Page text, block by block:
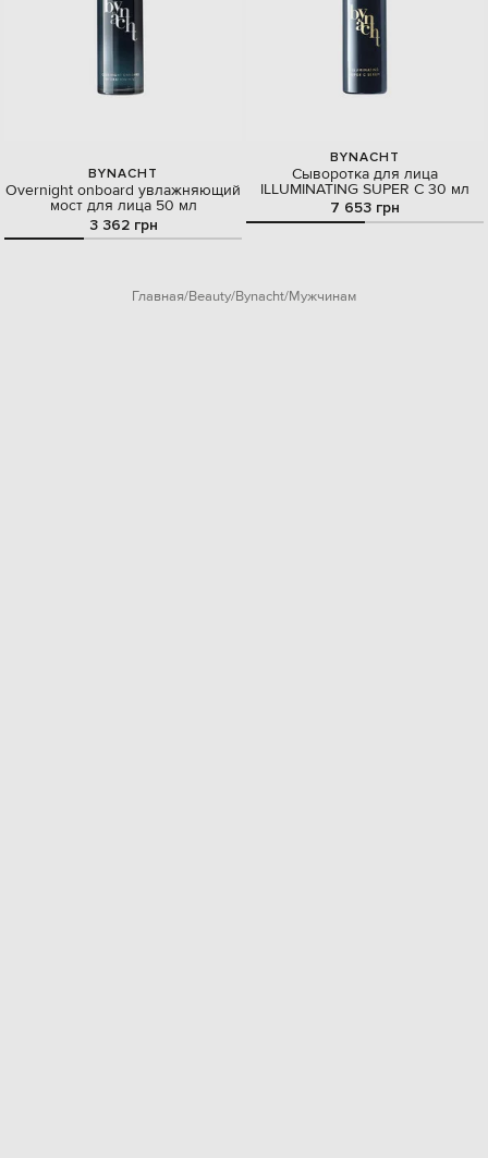
BYNACHT
Overnight onboard увлажняющий
мост для лица 50 мл
3 362 грн
BYNACHT
Сыворотка для лица
ILLUMINATING SUPER C 30 мл
7 653 грн
Главная Beauty Bynacht Мужчинам